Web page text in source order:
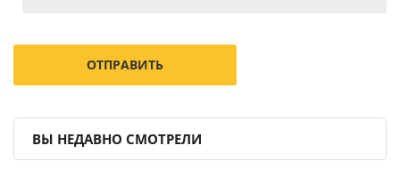
ВЫ НЕДАВНО СМОТРЕЛИ